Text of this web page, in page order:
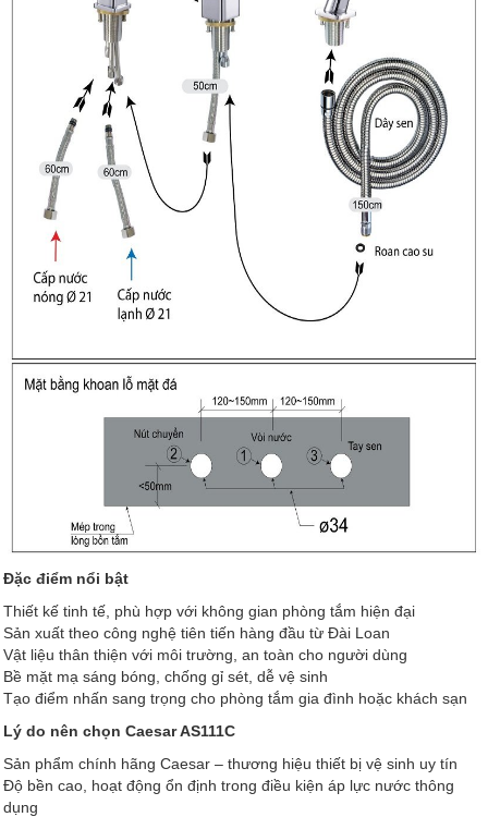
Đặc điểm nổi bật
Thiết kế tinh tế, phù hợp với không gian phòng tắm hiện đại
Sản xuất theo công nghệ tiên tiến hàng đầu từ Đài Loan
Vật liệu thân thiện với môi trường, an toàn cho người dùng
Bề mặt mạ sáng bóng, chống gỉ sét, dễ vệ sinh
Tạo điểm nhấn sang trọng cho phòng tắm gia đình hoặc khách sạn
Lý do nên chọn Caesar AS111C
Sản phẩm chính hãng Caesar – thương hiệu thiết bị vệ sinh uy tín
Độ bền cao, hoạt động ổn định trong điều kiện áp lực nước thông
dụng